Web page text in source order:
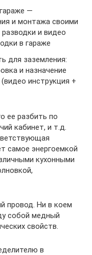
—
и монтажа своими
и видео
в гараже
для заземления:
и назначение
инструкция +
ее разбить по
кабинет, и т.д.
самое энергоемкой
кухонными
провод. Ни в коем
собой медный
свойств.
в